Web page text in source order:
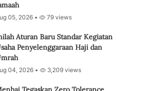
05, 2026 • 79 views
Aturan Baru Standar Kegiatan
Penyelenggaraan Haji dan
04, 2026 • 3,209 views